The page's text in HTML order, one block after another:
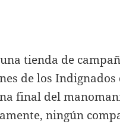
tienda de
de los
final del
ningún